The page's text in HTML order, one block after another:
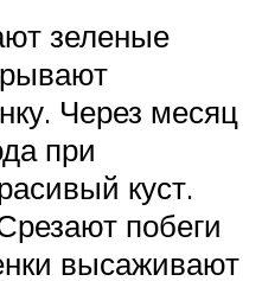
зеленые
Через месяц
при
куст.
побеги
высаживают